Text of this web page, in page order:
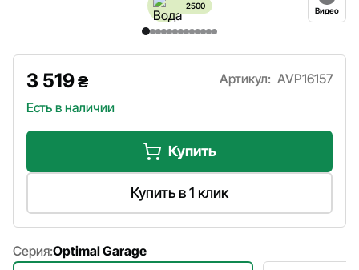
2500 Видео
3 519₴
Есть в наличии
Артикул: AVP16157
Купить
Купить в 1 клик
Серия:Optimal Garage